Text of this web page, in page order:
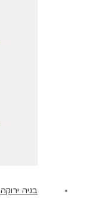
בניה ירוקה